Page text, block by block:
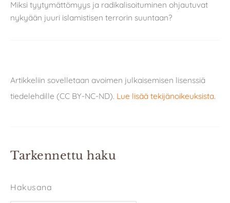
Miksi tyytymättömyys ja radikalisoituminen ohjautuvat
nykyään juuri islamistisen terrorin suuntaan?
Artikkeliin sovelletaan avoimen julkaisemisen lisenssiä
tiedelehdille (CC BY-NC-ND). Lue lisää tekijänoikeuksista.
Tarkennettu haku
Hakusana